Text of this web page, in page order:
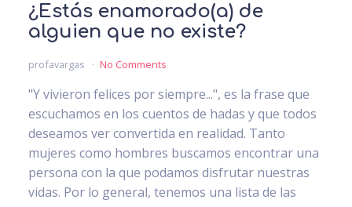
¿Estás enamorado(a) de
alguien que no existe?
profavargas No Comments
"Y vivieron felices por siempre...", es la frase que
escuchamos en los cuentos de hadas y que todos
deseamos ver convertida en realidad. Tanto
mujeres como hombres buscamos encontrar una
persona con la que podamos disfrutar nuestras
vidas. Por lo general, tenemos una lista de las